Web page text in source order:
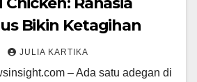
Bikin Ketagihan
JULIA KARTIKA
– Ada satu adegan di